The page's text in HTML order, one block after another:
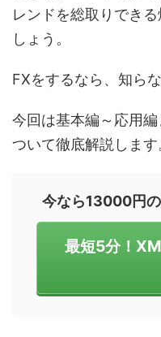
レンドを総取りでき
しょう。
FXをするなら、知ら
今回は基本編～応用
ついて徹底解説します
今なら13000円
最短5分！